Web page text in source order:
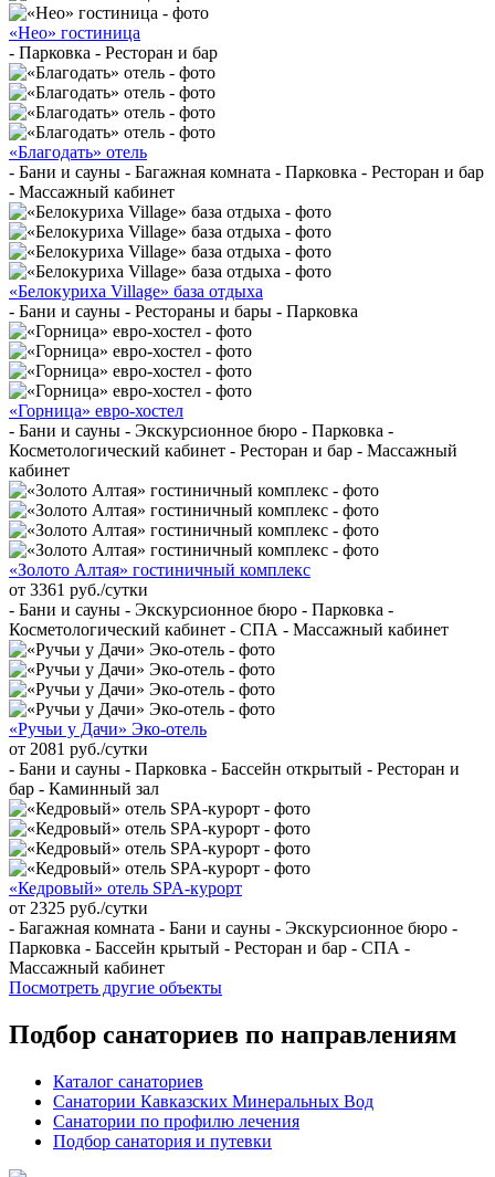
«Нео» гостиница
- Парковка - Ресторан и бар
«Благодать» отель
- Бани и сауны - Багажная комната - Парковка - Ресторан и бар
- Массажный кабинет
«Белокуриха Village» база отдыха
- Бани и сауны - Рестораны и бары - Парковка
«Горница» евро-хостел
- Бани и сауны - Экскурсионное бюро - Парковка -
Косметологический кабинет - Ресторан и бар - Массажный
кабинет
«Золото Алтая» гостиничный комплекс
от 3361 руб./сутки
- Бани и сауны - Экскурсионное бюро - Парковка -
Косметологический кабинет - СПА - Массажный кабинет
«Ручьи у Дачи» Эко-отель
от 2081 руб./сутки
- Бани и сауны - Парковка - Бассейн открытый - Ресторан и
бар - Каминный зал
«Кедровый» отель SPA-курорт
от 2325 руб./сутки
- Багажная комната - Бани и сауны - Экскурсионное бюро -
Парковка - Бассейн крытый - Ресторан и бар - СПА -
Массажный кабинет
Посмотреть другие объекты
Подбор санаториев по направлениям
Каталог санаториев
Санатории Кавказских Минеральных Вод
Санатории по профилю лечения
Подбор санатория и путевки